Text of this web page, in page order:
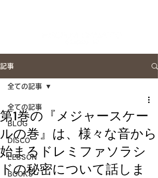
記事
全ての記事
BLOG
DISCO
LESSON
BOOKS
全ての記事
第1巻の『メジャースケー
ルの巻』は、様々な音から
始まるドレミファソラシ
ドの秘密について話しま